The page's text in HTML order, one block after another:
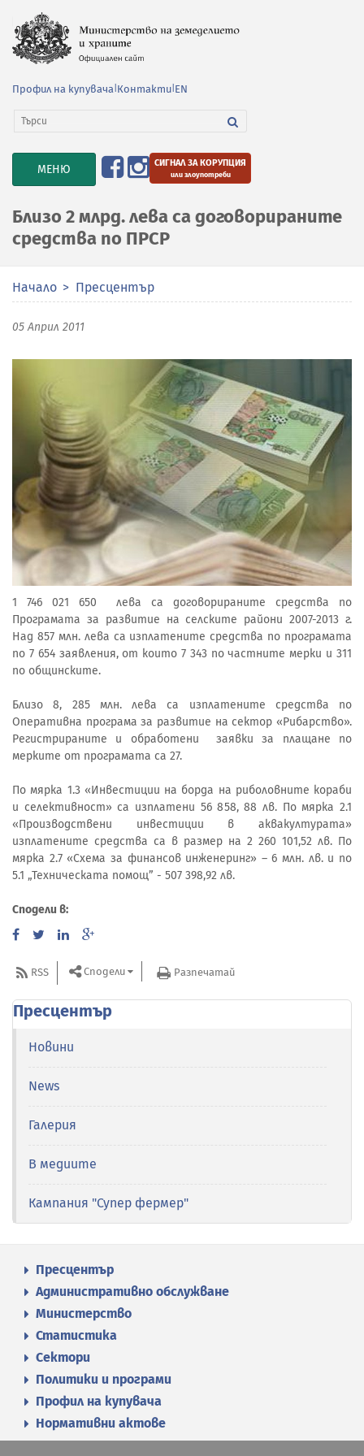
Профил на купувача Контакти EN
TOGGLE
NAVIGATION
МЕНЮ СИГНАЛ ЗА КОРУПЦИЯ
или злоупотреби
Близо 2 млрд. лева са договорираните
средства по ПРСР
Начало Пресцентър
05 Април 2011
1 746 021 650 лева са договорираните средства по
Програмата за развитие на селските райони 2007-2013 г.
Над 857 млн. лева са изплатените средства по програмата
по 7 654 заявления, от които 7 343 по частните мерки и 311
по общинските.
Близо 8, 285 млн. лева са изплатените средства по
Оперативна програма за развитие на сектор «Рибарство».
Регистрираните и обработени заявки за плащане по
мерките от програмата са 27.
По мярка 1.3 «Инвестиции на борда на риболовните кораби
и селективност» са изплатени 56 858, 88 лв. По мярка 2.1
«Производствени инвестиции в аквакултурата»
изплатените средства са в размер на 2 260 101,52 лв. По
мярка 2.7 «Схема за финансов инженеринг» – 6 млн. лв. и по
5.1 „Техническата помощ” - 507 398,92 лв.
Сподели в:
RSS Сподели Разпечатай
Пресцентър
Новини
News
Галерия
В медиите
Кампания "Супер фермер"
Пресцентър
Административно обслужване
Министерство
Статистика
Сектори
Политики и програми
Профил на купувача
Нормативни актове